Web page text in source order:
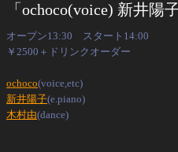
「ochoco(voice) 新井陽
オープン13:30 スタート14:00
￥2500＋ドリンクオーダー
ochoco(voice,etc)
新井陽子(e.piano)
木村由(dance)